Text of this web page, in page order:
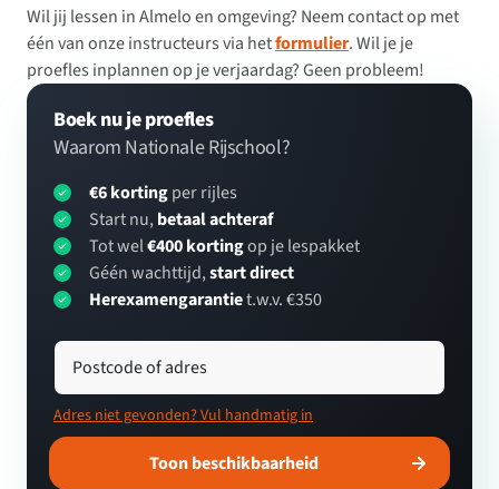
Wil jij lessen in Almelo en omgeving? Neem contact op met
één van onze instructeurs via hetformulier. Wil je je
proefles inplannen op je verjaardag? Geen probleem!
Boek nu je proefles
Waarom Nationale Rijschool?
€6 kortingper rijles
Start nu, betaal achteraf
Tot wel€400 kortingop je lespakket
Géén wachttijd,start direct
Herexamengarantiet.w.v. €350
Postcode of adres
Adres niet gevonden? Vul handmatig in
Toon beschikbaarheid